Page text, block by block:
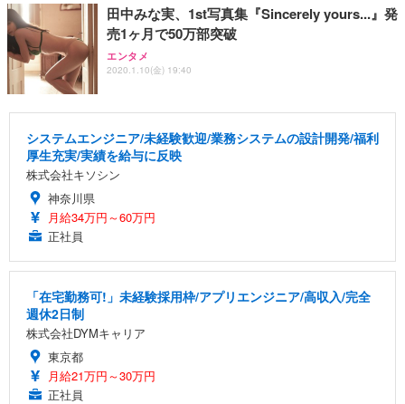
田中みな実、1st写真集『Sincerely yours...』発
売1ヶ月で50万部突破
エンタメ
2020.1.10(金) 19:40
システムエンジニア/未経験歓迎/業務システムの設計開発/福利
厚生充実/実績を給与に反映
株式会社キソシン
神奈川県
月給34万円～60万円
正社員
「在宅勤務可!」未経験採用枠/アプリエンジニア/高収入/完全
週休2日制
株式会社DYMキャリア
東京都
月給21万円～30万円
正社員